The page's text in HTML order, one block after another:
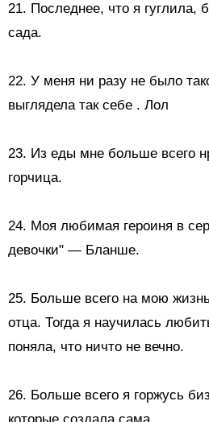
21. Последнее, что я гуглила,
сада.
22. У меня ни разу не было
выглядела так себе . Лол
23. Из еды мне больше всего
горчица.
24. Моя любимая героиня в
девочки" — Бланше.
25. Больше всего на мою
отца. Тогда я научилась
поняла, что ничто не вечно.
26. Больше всего я горжусь